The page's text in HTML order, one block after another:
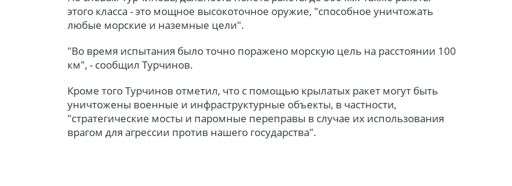
этого класса - это мощное высокоточное оружие, "способное уничтожать
любые морские и наземные цели".
"Во время испытания было точно поражено морскую цель на расстоянии 100
км", - сообщил Турчинов.
Кроме того Турчинов отметил, что с помощью крылатых ракет могут быть
уничтожены военные и инфраструктурные объекты, в частности,
"стратегические мосты и паромные переправы в случае их использования
врагом для агрессии против нашего государства".